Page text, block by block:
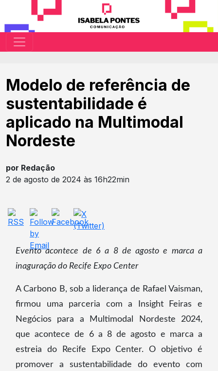
Modelo de referência de
sustentabilidade é
aplicado na Multimodal
Nordeste
por Redação
2 de agosto de 2024 às 16h22min
Evento acontece de 6 a 8 de agosto e marca a
inaguração do Recife Expo Center
A Carbono B, sob a liderança de Rafael Vaisman,
firmou uma parceria com a Insight Feiras e
Negócios para a Multimodal Nordeste 2024,
que acontece de 6 a 8 de agosto e marca a
estreia do Recife Expo Center. O objetivo é
promover a sustentabilidade do evento com